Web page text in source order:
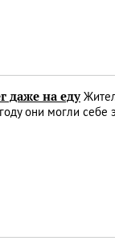
даже на еду
они могли себе